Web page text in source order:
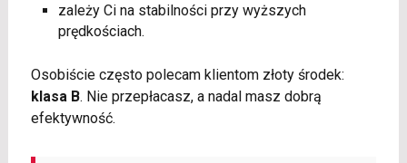
zależy Ci na stabilności przy wyższych
prędkościach.
Osobiście często polecam klientom złoty środek:
klasa B. Nie przepłacasz, a nadal masz dobrą
efektywność.